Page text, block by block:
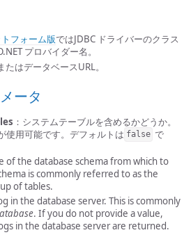
フォーム版ではJDBC ドライバーのクラス
プロバイダー名。
はデータベースURL。
ータ
：システムテーブルを含めるかどうか。
使用可能です。デフォルトは false で
of the database schema from which to
is commonly referred to as the
of tables.
in the database server. This is commonly
. If you do not provide a value,
in the database server are returned.